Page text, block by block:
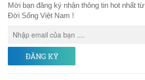
Mời bạn đăng ký nhận thông tin hot nhất từ
Đời Sống Việt Nam !
ĐĂNG KÝ